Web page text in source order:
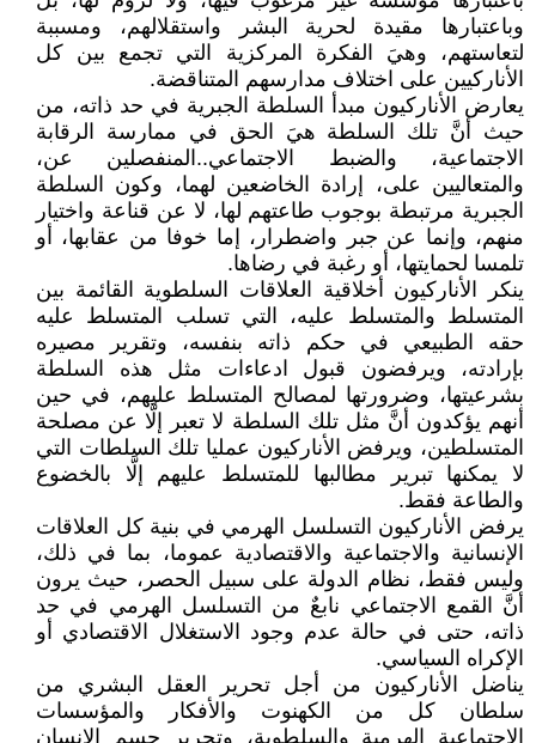
وباعتبارها مقيدة لحرية البشر واستقلالهم، ومسببة
لتعاستهم، وهيَ الفكرة المركزية التي تجمع بين كل
الأناركيين على اختلاف مدارسهم المتناقضة.
يعارض الأناركيون مبدأ السلطة الجبرية في حد ذاته، من
حيث أنَّ تلك السلطة هيَ الحق في ممارسة الرقابة
الاجتماعية، والضبط الاجتماعي..المنفصلين عن،
والمتعاليين على، إرادة الخاضعين لهما، وكون السلطة
الجبرية مرتبطة بوجوب طاعتهم لها، لا عن قناعة واختيار
منهم، وإنما عن جبر واضطرار، إما خوفا من عقابها، أو
تلمسا لحمايتها، أو رغبة في رضاها.
ينكر الأناركيون أخلاقية العلاقات السلطوية القائمة بين
المتسلط والمتسلط عليه، التي تسلب المتسلط عليه
حقه الطبيعي في حكم ذاته بنفسه، وتقرير مصيره
بإرادته، ويرفضون قبول ادعاءات مثل هذه السلطة
بشرعيتها، وضرورتها لمصالح المتسلط عليهم، في حين
أنهم يؤكدون أنَّ مثل تلك السلطة لا تعبر إلَّا عن مصلحة
المتسلطين، ويرفض الأناركيون عمليا تلك السلطات التي
لا يمكنها تبرير مطالبها للمتسلط عليهم إلَّا بالخضوع
والطاعة فقط.
يرفض الأناركيون التسلسل الهرمي في بنية كل العلاقات
الإنسانية والاجتماعية والاقتصادية عموما، بما في ذلك،
وليس فقط، نظام الدولة على سبيل الحصر، حيث يرون
أنَّ القمع الاجتماعي نابعٌ من التسلسل الهرمي في حد
ذاته، حتى في حالة عدم وجود الاستغلال الاقتصادي أو
الإكراه السياسي.
يناضل الأناركيون من أجل تحرير العقل البشري من
سلطان كل من الكهنوت والأفكار والمؤسسات
الاجتماعية الهرمية والسلطوية، وتحرير جسم الإنسان